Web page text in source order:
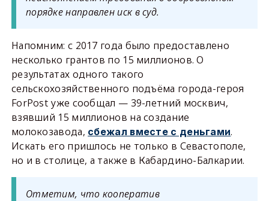
порядке направлен иск в суд.
Напомним: с 2017 года было предоставлено
несколько грантов по 15 миллионов. О
результатах одного такого
сельскохозяйственного подъёма города-героя
ForPost уже сообщал — 39-летний москвич,
взявший 15 миллионов на создание
молокозавода, сбежал вместе с деньгами.
Искать его пришлось не только в Севастополе,
но и в столице, а также в Кабардино-Балкарии.
Отметим, что кооператив